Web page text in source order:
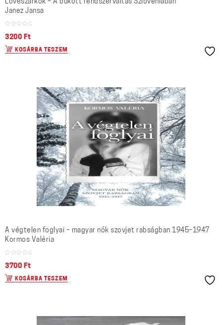
Lövészárkok – A bukott rendszerváltás Szlovéniában
Janez Jansa
3200 Ft
KOSÁRBA TESZEM
A végtelen foglyai – magyar nők szovjet rabságban 1945–1947
Kormos Valéria
3700 Ft
KOSÁRBA TESZEM